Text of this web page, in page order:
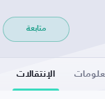
متابعة
الإنتقالات